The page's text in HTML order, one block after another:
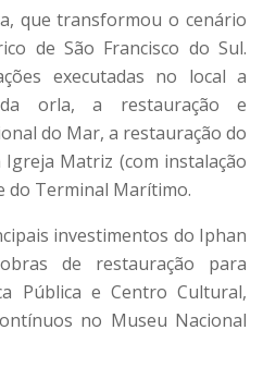
que transformou o cenário
de São Francisco do Sul.
executadas no local a
da orla, a restauração e
do Mar, a restauração do
Igreja Matriz (com instalação
do Terminal Marítimo.
investimentos do Iphan
de restauração para
Pública e Centro Cultural,
no Museu Nacional